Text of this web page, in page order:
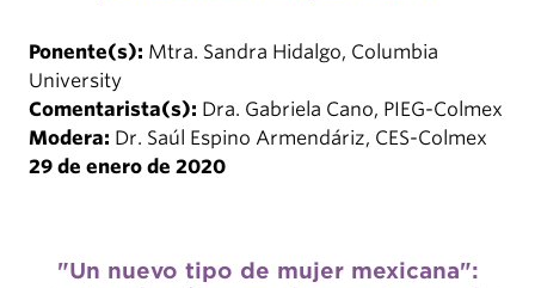
Ponente(s): Mtra. Sandra Hidalgo, Columbia
University
Comentarista(s): Dra. Gabriela Cano, PIEG-Colmex
Modera: Dr. Saúl Espino Armendáriz, CES-Colmex
29 de enero de 2020
"Un nuevo tipo de mujer mexicana":